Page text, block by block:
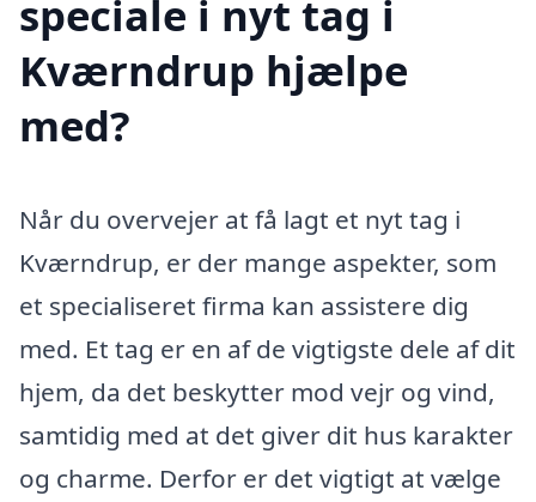
speciale i nyt tag i
Kværndrup hjælpe
med?
Når du overvejer at få lagt et nyt tag i
Kværndrup, er der mange aspekter, som
et specialiseret firma kan assistere dig
med. Et tag er en af de vigtigste dele af dit
hjem, da det beskytter mod vejr og vind,
samtidig med at det giver dit hus karakter
og charme. Derfor er det vigtigt at vælge